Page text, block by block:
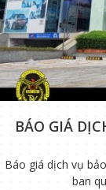
BÁO GIÁ
Báo giá dịch vụ
ban